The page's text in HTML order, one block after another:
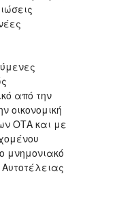
από την
οικονομική
ΟΤΑ και με
μνημονιακό